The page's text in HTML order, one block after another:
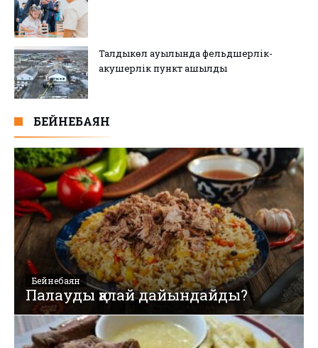
Талдыкөл ауылында фельдшерлік-
акушерлік пункт ашылды
БЕЙНЕБАЯН
Бейнебаян
Палауды қалай дайындайды?